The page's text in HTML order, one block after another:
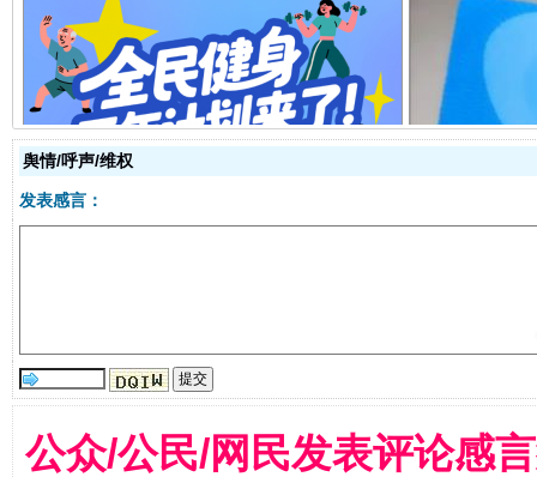
全民健身五年计划来了！等你上场
规模
舆情/呼声/维权
发表感言：
公众/公民/网民发表评论感